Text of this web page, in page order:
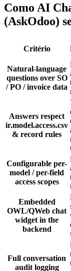
Como AI
(AskOdoo)
Critério
Natural-language
questions over SO
/ PO / invoice data
Answers respect
ir.model.access.csv
& record rules
Configurable per-
model / per-field
access scopes
Embedded
OWL/QWeb chat
widget in the
backend
Full conversation
audit logging